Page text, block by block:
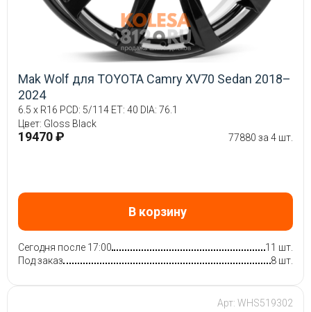
Mak Wolf для TOYOTA Camry XV70 Sedan 2018–
2024
6.5 x R16 PCD: 5/114 ET: 40 DIA: 76.1
Цвет: Gloss Black
19470 ₽ 77880 за 4 шт.
В корзину
Сегодня после 17:00
11 шт.
Под заказ
8 шт.
Арт: WHS519302